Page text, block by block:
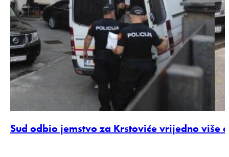
Sud odbio jemstvo za Krstoviće vrijedno više